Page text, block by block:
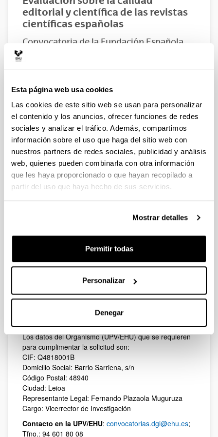
Esta página web usa cookies
Las cookies de este sitio web se usan para personalizar
el contenido y los anuncios, ofrecer funciones de redes
sociales y analizar el tráfico. Además, compartimos
información sobre el uso que haga del sitio web con
nuestros partners de redes sociales, publicidad y análisis
web, quienes pueden combinarla con otra información
que les haya proporcionado o que hayan recopilado a
partir del uso que haya hecho de sus servicios.
Mostrar detalles
Permitir todas
Personalizar
Denegar
editorial y científica de las revistas
científicas españolas
Convocatoria de la Fundación Española
para la Ciencia y la Tecnología (FECYT)
10/01/2014
Objeto de la convocatoria
Proporcionar un reconocimiento de las Revistas
Científicas Españolas, fomentando su visibilidad y
presencia en las bases de datos internacionales, dentro
de las siguientes modalidades:
Modalidad 1: Ciencias Puras y Aplicadas
Modalidad 2: Ciencias de la Vida
Modalidad 3: Ciencias Sociales
Modalidad 4: Humanidades
Plazos de presentación
El plazo de presentación de solicitudes será desde el 31
peninsular española) del 10 de febrero de 2014.
La inscripción de las revistas consta de dos pasos: el
registro y el cuestrionario de autoevaluación, a través
de la webhttp://www.evaluacionarce.fecyt.es. Una vez
cumplimentado el formulario de solicitud y el
definitiva por el director de la revista o el delegado por
Más información
Los datos del Organismo (UPV/EHU) que se requieren
para cumplimentar la solicitud son:
CIF: Q4818001B
Domicilio Social: Barrio Sarriena, s/n
Código Postal: 48940
Ciudad: Leioa
Representante Legal: Fernando Plazaola Muguruza
Cargo: Vicerrector de Investigación
Contacto en la UPV/EHU: convocatorias.dgi@ehu.es;
Tfno.: 94 601 80 08